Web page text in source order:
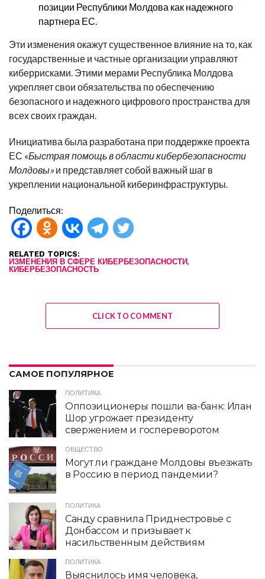
позиции Республики Молдова как надежного
партнера ЕС.
Эти изменения окажут существенное влияние на то, как
государственные и частные организации управляют
киберрисками. Этими мерами Республика Молдова
укрепляет свои обязательства по обеспечению
безопасного и надежного цифрового пространства для
всех своих граждан.
Инициатива была разработана при поддержке проекта
ЕС «Быстрая помощь в области кибербезопасности
Молдовы»и представляет собой важный шаг в
укреплении национальной киберинфраструктуры.
Поделиться:
RELATED TOPICS:
ИЗМЕНЕНИЯ В СФЕРЕ КИБЕРБЕЗОПАСНОСТИ,
КИБЕРБЕЗОПАСНОСТЬ
CLICK TO COMMENT
САМОЕ ПОПУЛЯРНОЕ
ПОЛИТИКА
Оппозиционеры пошли ва-банк: Илан
Шор угрожает президенту
свержением и госпереворотом
ОБЩЕСТВО
Могут ли граждане Молдовы въезжать
в Россию в период пандемии?
ПОЛИТИКА
Санду сравнила Приднестровье с
Донбассом и призывает к
насильственным действиям
ПОЛИТИКА
Выяснилось имя человека,